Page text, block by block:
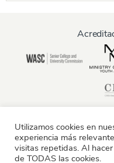
Utilizamos cookies en
experiencia más
visitas repetidas. Al
de TODAS las cookies.